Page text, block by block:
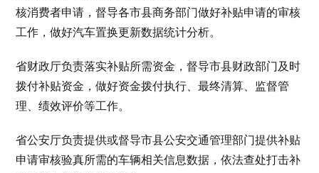
核消费者申请，督导各市县商务部门做好补贴申请的审核
工作，做好汽车置换更新数据统计分析。
省财政厅负责落实补贴所需资金，督导市县财政部门及时
拨付补贴资金，做好资金拨付执行、最终清算、监督管
理、绩效评价等工作。
省公安厅负责提供或督导市县公安交通管理部门提供补贴
申请审核验真所需的车辆相关信息数据，依法查处打击补